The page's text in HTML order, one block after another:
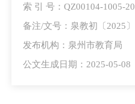
索 引 号：QZ00104-1005-
备注/文号：泉教初〔2025
发布机构：泉州市教育局
公文生成日期：2025-05-08